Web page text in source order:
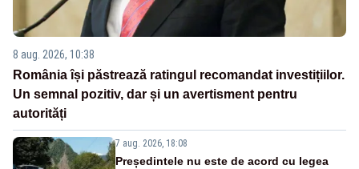
8 aug. 2026, 10:38
România își păstrează ratingul recomandat investițiilor.
Un semnal pozitiv, dar și un avertisment pentru
autorități
7 aug. 2026, 18:08
Președintele nu este de acord cu legea